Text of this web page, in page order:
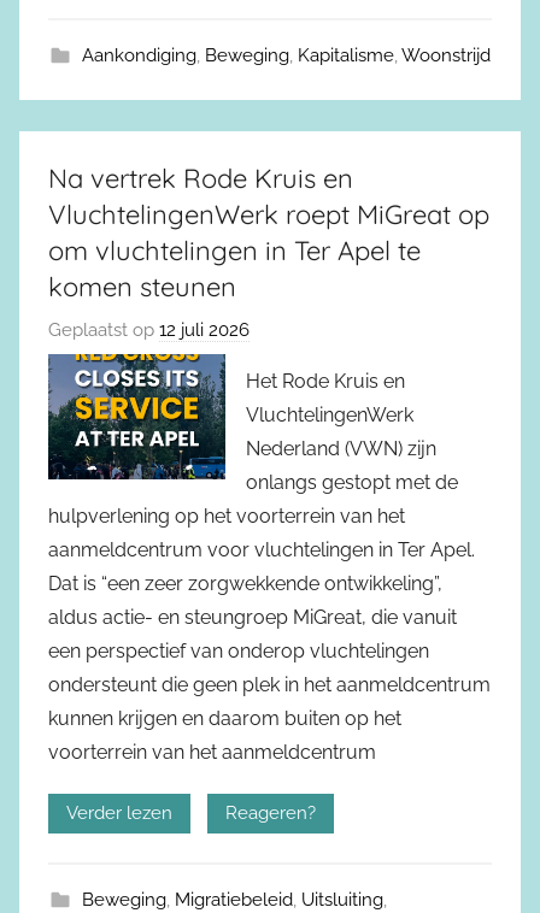
Aankondiging, Beweging, Kapitalisme,Woonstrijd
Na vertrek Rode Kruis en
VluchtelingenWerk roept MiGreat op
om vluchtelingen in Ter Apel te
komen steunen
Geplaatst op 12 juli 2026
Het Rode Kruis en
VluchtelingenWerk
Nederland (VWN) zijn
onlangs gestopt met de
hulpverlening op het voorterrein van het
aanmeldcentrum voor vluchtelingen in Ter Apel.
Dat is “een zeer zorgwekkende ontwikkeling”,
aldus actie- en steungroep MiGreat, die vanuit
een perspectief van onderop vluchtelingen
ondersteunt die geen plek in het aanmeldcentrum
kunnen krijgen en daarom buiten op het
voorterrein van het aanmeldcentrum
Verder lezen Reageren?
Beweging, Migratiebeleid, Uitsluiting,